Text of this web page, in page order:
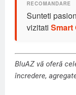
Sunteti
vizitati Smart
BluAZ vă oferă
încredere,